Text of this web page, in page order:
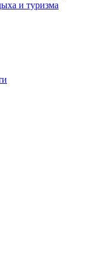
и туризма